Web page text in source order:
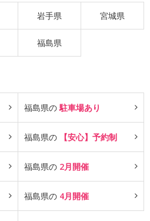
岩手県 宮城県
福島県
福島県の駐車場あり
福島県の 【安心】予約制
福島県の 2月開催
福島県の 4月開催